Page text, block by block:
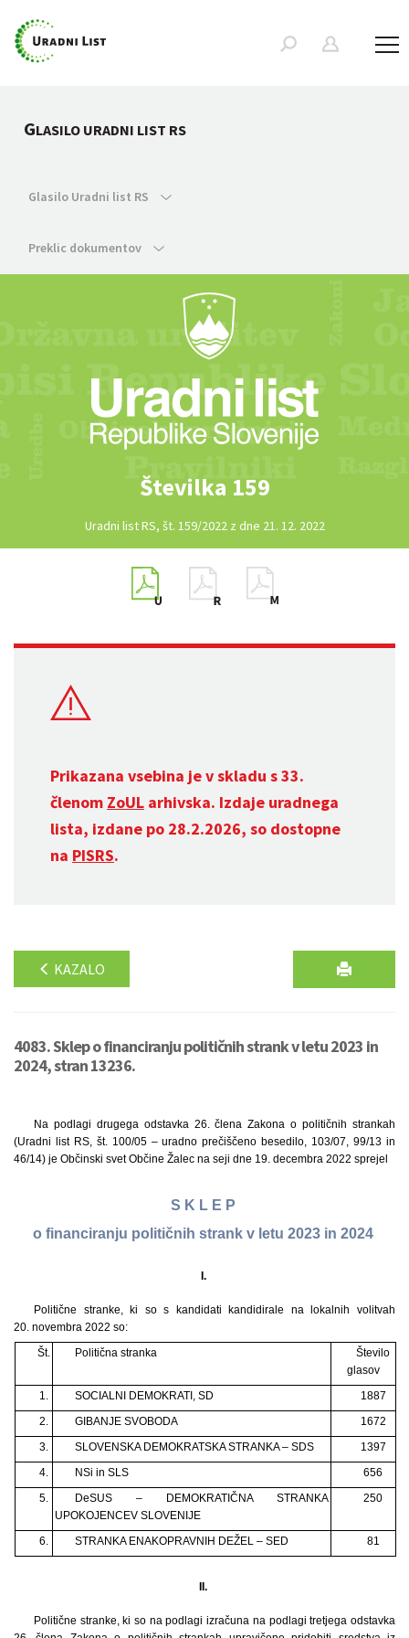
GLASILO URADNI LIST RS
Glasilo Uradni list RS
Preklic dokumentov
Številka 159
Uradni list RS, št. 159/2022 z dne 21. 12. 2022
Prikazana vsebina je v skladu s 33.
členom ZoUL arhivska. Izdaje uradnega
lista, izdane po 28.2.2026, so dostopne
na PISRS.
KAZALO
4083. Sklep o financiranju političnih strank v letu 2023 in
2024, stran 13236.
Na podlagi drugega odstavka 26. člena Zakona o političnih strankah
(Uradni list RS, št. 100/05 – uradno prečiščeno besedilo, 103/07, 99/13 in
46/14) je Občinski svet Občine Žalec na seji dne 19. decembra 2022 sprejel
S K L E P
o financiranju političnih strank v letu 2023 in 2024
I.
Politične stranke, ki so s kandidati kandidirale na lokalnih volitvah
20. novembra 2022 so:
Št.
Politična stranka
Število
glasov
1.
SOCIALNI DEMOKRATI, SD
1887
2.
GIBANJE SVOBODA
1672
3.
SLOVENSKA DEMOKRATSKA STRANKA – SDS
1397
4.
NSi in SLS
656
5.
DeSUS – DEMOKRATIČNA STRANKA
UPOKOJENCEV SLOVENIJE
250
6. STRANKA ENAKOPRAVNIH DEŽEL – SED 81
II.
Politične stranke, ki so na podlagi izračuna na podlagi tretjega odstavka